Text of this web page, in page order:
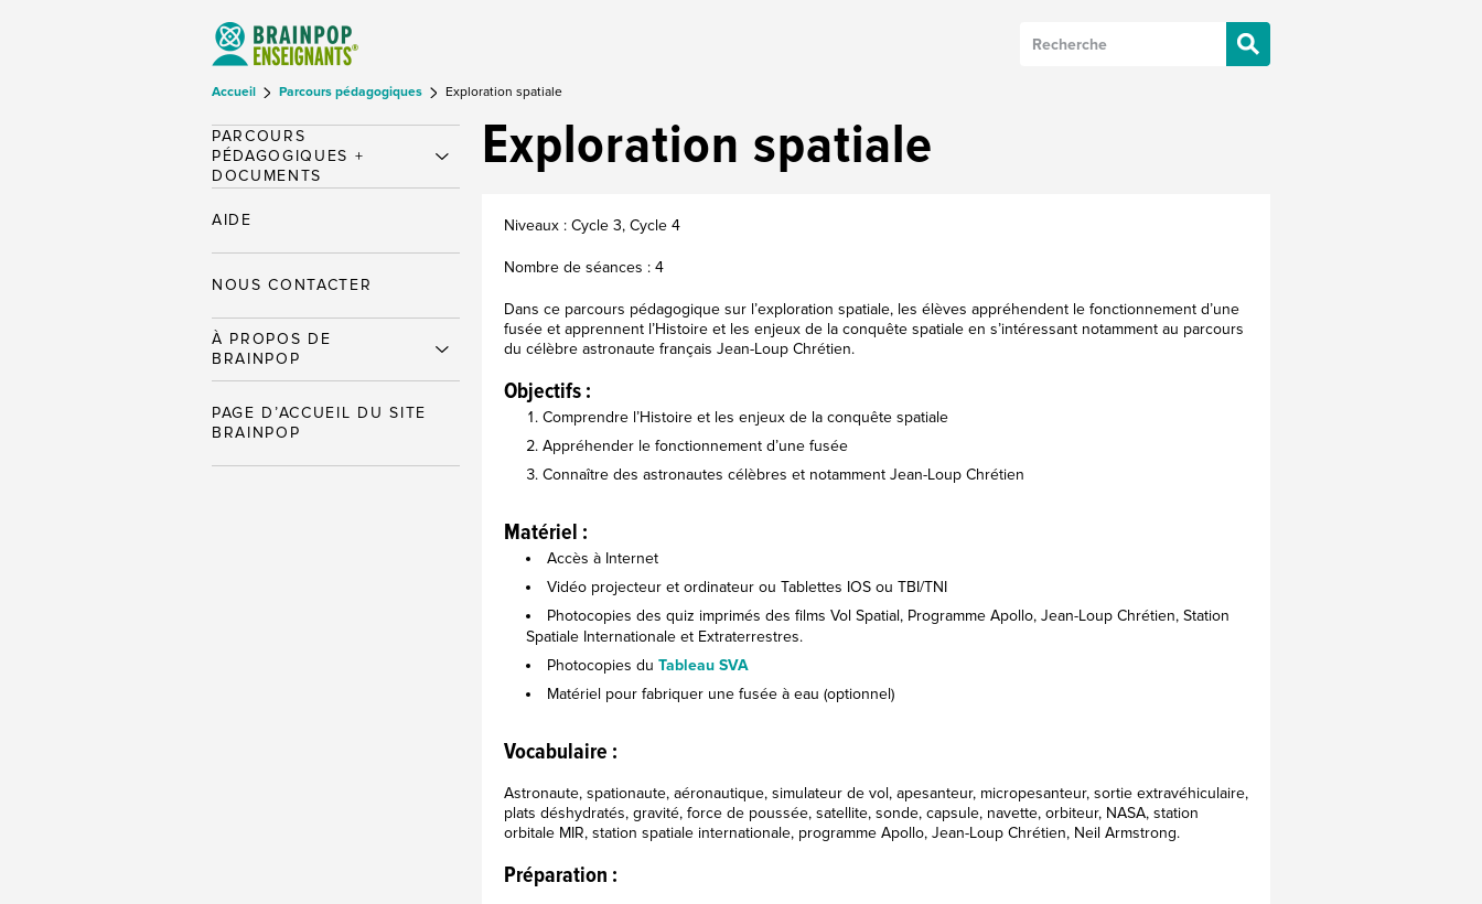
Accueil Parcours pédagogiques Exploration spatiale
Exploration spatiale
Niveaux : Cycle 3, Cycle 4
Nombre de séances : 4
Dans ce parcours pédagogique sur l’exploration spatiale, les élèves appréhendent le fonctionnement d’une
fusée et apprennent l’Histoire et les enjeux de la conquête spatiale en s’intéressant notamment au parcours
du célèbre astronaute français Jean-Loup Chrétien.
Objectifs :
Comprendre l’Histoire et les enjeux de la conquête spatiale
Appréhender le fonctionnement d’une fusée
Connaître des astronautes célèbres et notamment Jean-Loup Chrétien
Matériel :
Accès à Internet
Vidéo projecteur et ordinateur ou Tablettes IOS ou TBI/TNI
Photocopies des quiz imprimés des films Vol Spatial, Programme Apollo, Jean-Loup Chrétien, Station
Spatiale Internationale et Extraterrestres.
Photocopies du Tableau SVA
Matériel pour fabriquer une fusée à eau (optionnel)
Vocabulaire :
Astronaute, spationaute, aéronautique, simulateur de vol, apesanteur, micropesanteur, sortie extravéhiculaire,
plats déshydratés, gravité, force de poussée, satellite, sonde, capsule, navette, orbiteur, NASA, station
orbitale MIR, station spatiale internationale, programme Apollo, Jean-Loup Chrétien, Neil Armstrong.
Préparation :
PARCOURS
PÉDAGOGIQUES +
DOCUMENTS
AIDE
NOUS CONTACTER
À PROPOS DE
BRAINPOP
PAGE D’ACCUEIL DU SITE
BRAINPOP